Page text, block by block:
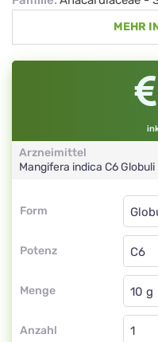
MEHR
Arzneimittel
Mangifera indica C6Globuli
Form
Form
Potenz
C6
Menge
Anzahl